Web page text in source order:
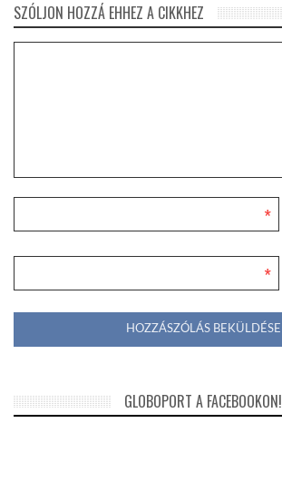
SZÓLJON HOZZÁ EHHEZ A CIKKHEZ
*
*
GLOBOPORT A FACEBOOKON!